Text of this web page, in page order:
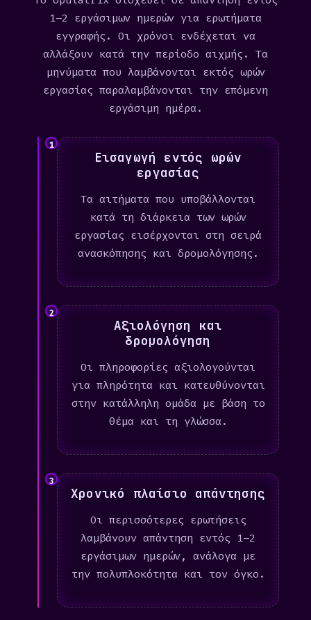
1–2 εργάσιμων ημερών για ερωτήματα
εγγραφής. Οι χρόνοι ενδέχεται να
αλλάξουν κατά την περίοδο αιχμής. Τα
μηνύματα που λαμβάνονται εκτός ωρών
εργασίας παραλαμβάνονται την επόμενη
εργάσιμη ημέρα.
1
Εισαγωγή εντός ωρών
εργασίας
Τα αιτήματα που υποβάλλονται
κατά τη διάρκεια των ωρών
εργασίας εισέρχονται στη σειρά
ανασκόπησης και δρομολόγησης.
2
Αξιολόγηση και
δρομολόγηση
Οι πληροφορίες αξιολογούνται
για πληρότητα και κατευθύνονται
στην κατάλληλη ομάδα με βάση το
θέμα και τη γλώσσα.
3
Χρονικό πλαίσιο απάντησης
Οι περισσότερες ερωτήσεις
λαμβάνουν απάντηση εντός 1–2
εργάσιμων ημερών, ανάλογα με
την πολυπλοκότητα και τον όγκο.